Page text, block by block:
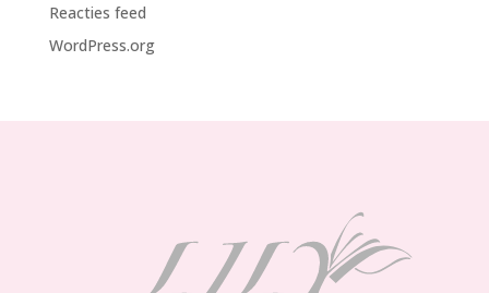
Reacties feed
WordPress.org